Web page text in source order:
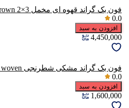
فون بک گراند قهوه ای مخمل Backdrop Brown 2×3
0.0
افزودن به سبد
4,450,000
فون بک گراند مشکی شطرنجی Backdrop black 3×5 non woven
0.0
افزودن به سبد
1,600,000